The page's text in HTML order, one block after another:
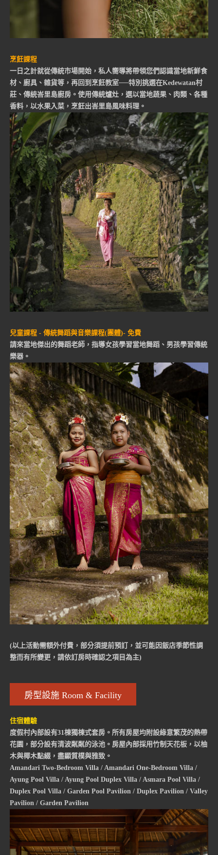
烹飪課程
一日之計就從傳統市場開始，私人嚮導將帶領您們認識當地新鮮食
材、廚具、雜貨等，再回到烹飪教室──特別挑選在Kedewatan村
莊、傳統峇里島廚房。使用傳統爐灶，選以當地蔬果、肉類、各種
香料，以水果入菜，烹飪出峇里島風味料理。
兒童課程 - 傳統舞蹈與音樂課程(團體)- 免費
請來當地傑出的舞蹈老師，指導女孩學習當地舞蹈、男孩學習傳統
樂器。
(以上活動需額外付費，部分須提前預訂，並可能因飯店季節性調
整而有所變更，請依訂房時確認之項目為主)
房型設施 Room & Facility
住宿體驗
度假村內部設有31棟獨棟式套房。所有房屋均附設綠意繁茂的熱帶
花園，部分設有清波粼粼的泳池。房屋內部採用竹制天花板，以柚
木與椰木點綴，盡顯質樸與雅致。
Amandari Two-Bedroom Villa / Amandari One-Bedroom Villa /
Ayung Pool Villa / Ayung Pool Duplex Villa / Asmara Pool Villa /
Duplex Pool Villa / Garden Pool Pavilion / Duplex Pavilion / Valley
Pavilion / Garden Pavilion